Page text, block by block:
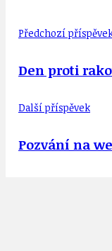
Předchozí
Den proti
Další příspěvek
Pozvání na